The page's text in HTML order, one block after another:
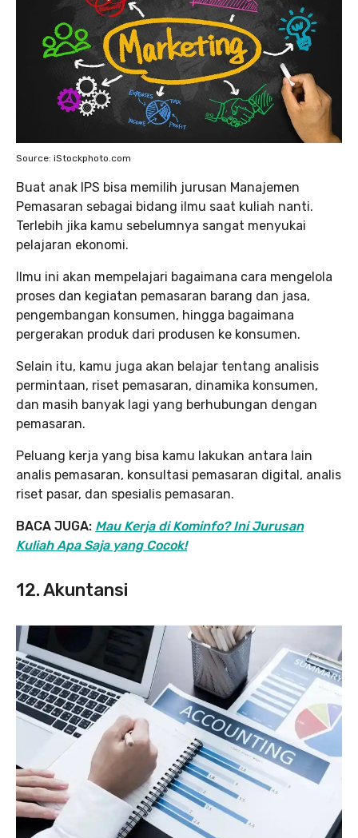
Source: iStockphoto.com
Buat anak IPS bisa memilih jurusan Manajemen
Pemasaran sebagai bidang ilmu saat kuliah nanti.
Terlebih jika kamu sebelumnya sangat menyukai
pelajaran ekonomi.
Ilmu ini akan mempelajari bagaimana cara mengelola
proses dan kegiatan pemasaran barang dan jasa,
pengembangan konsumen, hingga bagaimana
pergerakan produk dari produsen ke konsumen.
Selain itu, kamu juga akan belajar tentang analisis
permintaan, riset pemasaran, dinamika konsumen,
dan masih banyak lagi yang berhubungan dengan
pemasaran.
Peluang kerja yang bisa kamu lakukan antara lain
analis pemasaran, konsultasi pemasaran digital, analis
riset pasar, dan spesialis pemasaran.
BACA JUGA: Mau Kerja di Kominfo? Ini Jurusan
Kuliah Apa Saja yang Cocok!
12. Akuntansi